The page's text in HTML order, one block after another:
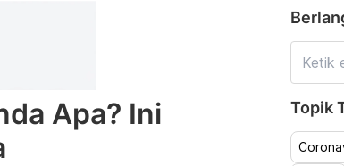
Apa? Ini
Topik